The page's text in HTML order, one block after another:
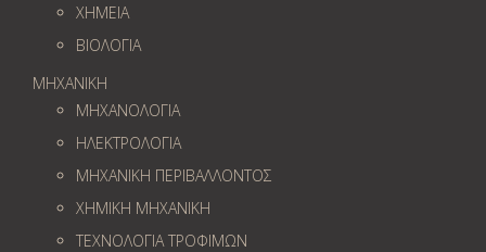
ΧΗΜΕΙΑ
ΒΙΟΛΟΓΙΑ
ΜΗΧΑΝΙΚΗ
ΜΗΧΑΝΟΛΟΓΙΑ
ΗΛΕΚΤΡΟΛΟΓΙΑ
ΜΗΧΑΝΙΚΗ ΠΕΡΙΒΑΛΛΟΝΤΟΣ
ΧΗΜΙΚΗ ΜΗΧΑΝΙΚΗ
ΤΕΧΝΟΛΟΓΙΑ ΤΡΟΦΙΜΩΝ